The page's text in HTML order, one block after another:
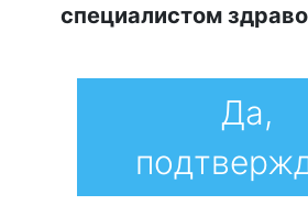
специалистом
Да,